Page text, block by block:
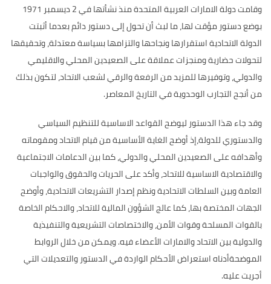
وقامت دولة الامارات العربية المتحدة منذ نشأتها في 2 ديسمبر 1971
بوضع دستور مؤقت لها، ما لبث أن تحول إلى دستور دائم بعدما أثبتت
الدولة الاتحادية استقرارها ونجاحها والتزامها بسياسة معتدلة، وتحقيقها
لتحولات حضارية ومنجزات عملاقة على الصعيدين المحلي والاقليمي
والدولي، وتوفيرها للمزيد من الرفعة والرقي لشعب الاتحاد، لتكون بذلك
من أنجح التجارب الوحدوية في التاريخ المعاصر.
وقد جاء هذا الدستور ليوضح القواعد الاساسية للتنظيم السياسي
والدستوري للدولة،إذ أوضح الغاية الأساسية من قيام الاتحاد ومقوماته
وأهدافه على الصعيدين المحلي والدولي، كما بين الدعامات الاجتماعية
والاقتصادية الاساسية للاتحاد، وأكد على الحريات والحقوق والواجبات
العامة وبين السلطات الاتحادية ونظم إصدار التشريعات الاتحادية، وأوضح
الجهات المختصة بها، كما عالج الشؤون المالية للاتحاد، والاحكام الخاصة
بالقوات المسلحة وقوات الأمن، والاختصاصات التشريعية والتنفيذية
والدولية بين الاتحاد والامارات الأعضاء فيه. ويمكن من خلال الروابط
الموضحةأدناه استعراض الأحكام الواردة في الدستور والتعديلات التي
أجريت عليه.